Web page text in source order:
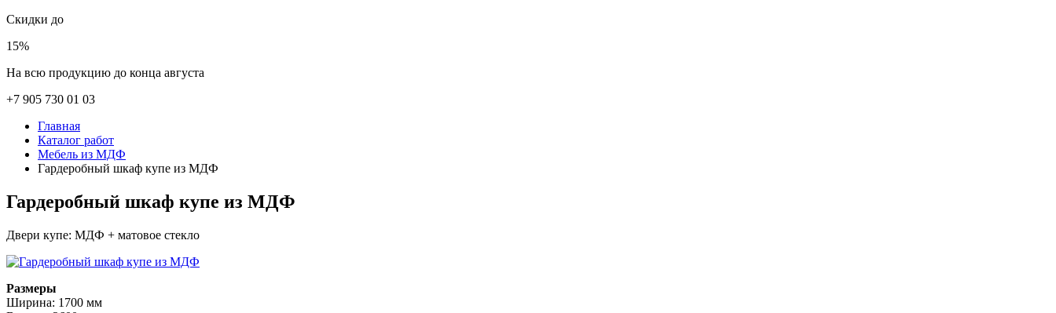
Скидки до
15%
На всю продукцию до конца августа
+7 905 730 01 03
Главная
Каталог работ
Мебель из МДФ
Гардеробный шкаф купе из МДФ
Гардеробный шкаф купе из МДФ
Двери купе: МДФ + матовое стекло
Размеры
Ширина: 1700 мм